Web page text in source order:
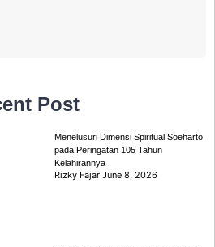
Post
Menelusuri Dimensi Spiritual Soeharto
pada Peringatan 105 Tahun
Kelahirannya
Rizky FajarJune 8, 2026